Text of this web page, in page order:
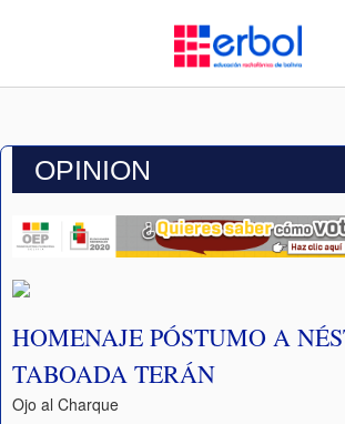
OPINION
HOMENAJE PÓSTUMO A
TABOADA TERÁN
Ojo al Charque